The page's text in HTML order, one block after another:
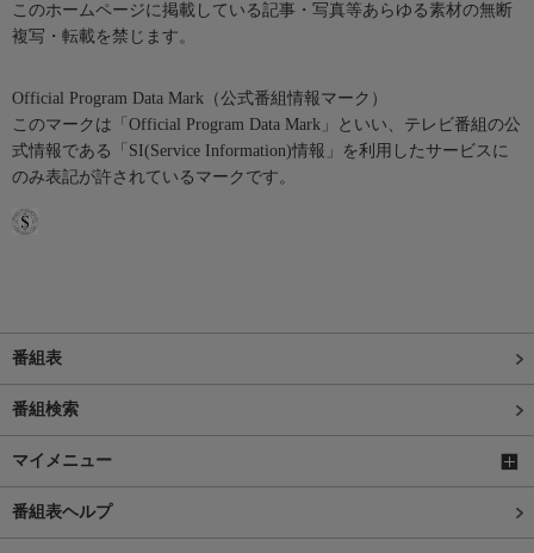
このホームページに掲載している記事・写真等あらゆる素材の無断
複写・転載を禁じます。
Official Program Data Mark（公式番組情報マーク）
このマークは「Official Program Data Mark」といい、テレビ番組の公
式情報である「SI(Service Information)情報」を利用したサービスに
のみ表記が許されているマークです。
番組表
番組検索
マイメニュー
番組表ヘルプ